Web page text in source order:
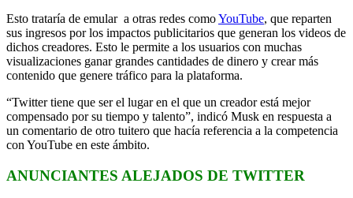
Esto trataría de emular a otras redes comoYouTube, que reparten
sus ingresos por los impactos publicitarios que generan los videos de
dichos creadores. Esto le permite a los usuarios con muchas
visualizaciones ganar grandes cantidades de dinero y crear más
contenido que genere tráfico para la plataforma.
“Twitter tiene que ser el lugar en el que un creador está mejor
compensado por su tiempo y talento”, indicó Musk en respuesta a
un comentario de otro tuitero que hacía referencia a la competencia
con YouTube en este ámbito.
ANUNCIANTES ALEJADOS DE TWITTER